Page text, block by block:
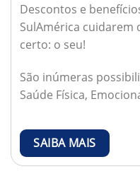
Descontos e
SulAmérica cuidarem
certo: o seu!
São inúmeras
Saúde Física,
SAIBA MAIS